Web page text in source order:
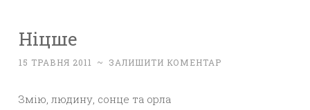
Ніцше
15 ТРАВНЯ 2011 ~ ЗАЛИШИТИ КОМЕНТАР
Змію, людину, сонце та орла